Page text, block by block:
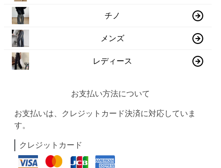
チノ
メンズ
レディース
お支払い方法について
お支払いは、クレジットカード決済に対応していま
す。
クレジットカード